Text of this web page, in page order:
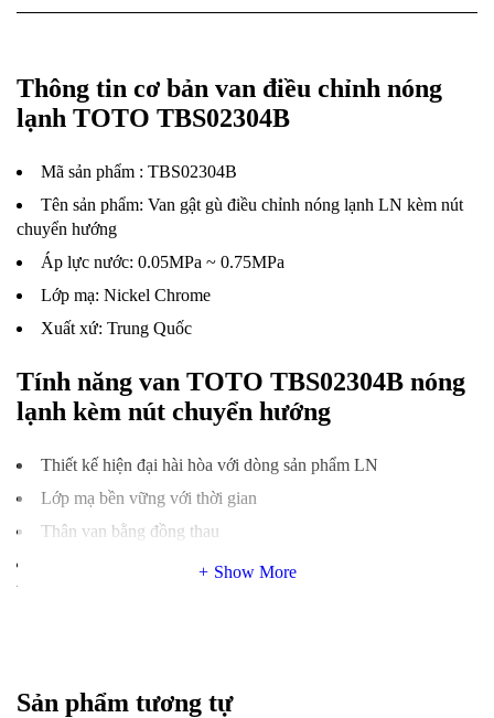
Thông tin cơ bản van điều chỉnh nóng
lạnh TOTO TBS02304B
Mã sản phẩm : TBS02304B
Tên sản phẩm: Van gật gù điều chỉnh nóng lạnh LN kèm nút
chuyển hướng
Áp lực nước: 0.05MPa ~ 0.75MPa
Lớp mạ: Nickel Chrome
Xuất xứ: Trung Quốc
Tính năng van TOTO TBS02304B nóng
lạnh kèm nút chuyển hướng
Thiết kế hiện đại hài hòa với dòng sản phẩm LN
Lớp mạ bền vững với thời gian
Thân van bằng đồng thau
Van đĩa bằng sứ chống bám cặn bẩn giúp khóa nước hoàn
toàn
Show More
Sản phẩm tương tự